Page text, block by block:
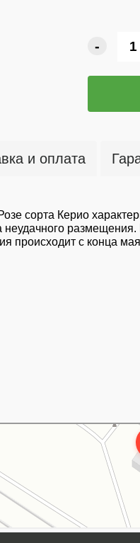
-
и оплата
сорта Керио
неудачного
происходит с конца мая